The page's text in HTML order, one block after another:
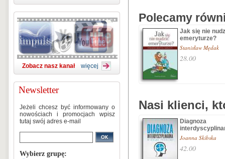
Zobacz nasz kanał więcej
Newsletter
Jeżeli chcesz być informowany o
nowościach i promocjach wpisz
tutaj swój adres e-mail
Wybierz grupę:
Polecamy
Jak się nie
emeryturze?
Stanisław Mędak
28.00
Nasi klienci,
Diagnoza
Joanna Skibska
42.00